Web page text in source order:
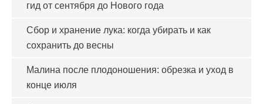
гид от сентября до Нового года
Сбор и хранение лука: когда убирать и как
сохранить до весны
Малина после плодоношения: обрезка и уход в
конце июля